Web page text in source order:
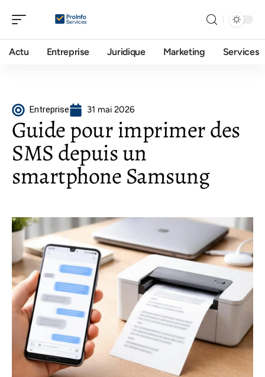
Actu Entreprise Juridique Marketing Services
Entreprise 31 mai 2026
Guide pour imprimer des
SMS depuis un
smartphone Samsung